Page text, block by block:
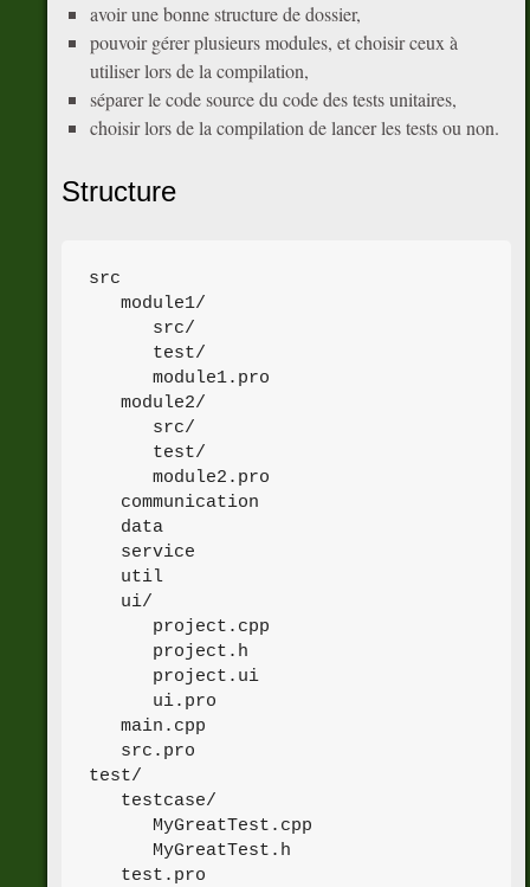
avoir une bonne structure de dossier,
pouvoir gérer plusieurs modules, et choisir ceux à
utiliser lors de la compilation,
séparer le code source du code des tests unitaires,
choisir lors de la compilation de lancer les tests ou non.
Structure
src
   module1/
      src/
      test/
      module1.pro
   module2/
src/
test/
      module2.pro
   communication
   data
   service
   util
   ui/
      project.cpp
      project.h
      project.ui
      ui.pro
   main.cpp
   src.pro
test/
   testcase/
      MyGreatTest.cpp
      MyGreatTest.h
   test.pro